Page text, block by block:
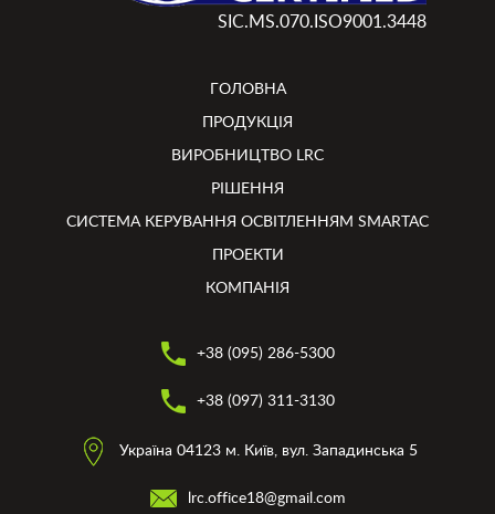
SIC.MS.070.ISO9001.3448
ГОЛОВНА
ПРОДУКЦІЯ
ВИРОБНИЦТВО LRC
РІШЕННЯ
СИСТЕМА КЕРУВАННЯ ОСВІТЛЕННЯМ SMARTAC
ПРОЕКТИ
КОМПАНІЯ
+38 (095) 286-5300
+38 (097) 311-3130
Україна 04123 м. Київ, вул. Западинська 5
lrc.office18@gmail.com